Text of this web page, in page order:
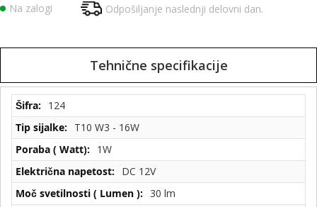
Na zalogi Odpošiljanje naslednji delovni dan.
Tehnične specifikacije
Tehnične
specifikacije
124
T10 W3 - 16W
1W
DC 12V
30 lm